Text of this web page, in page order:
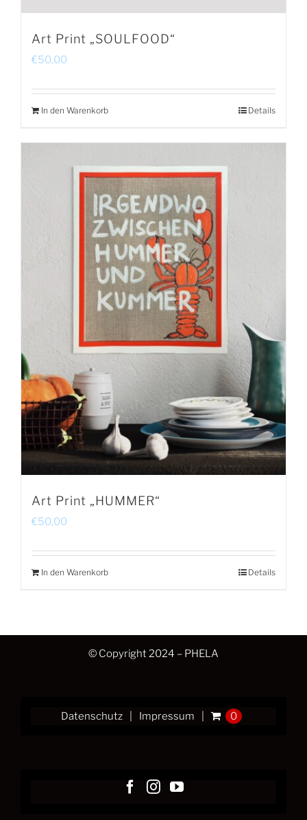
Art Print „SOULFOOD“
€50,00
In den Warenkorb Details
Art Print „HUMMER“
€50,00
In den Warenkorb Details
© Copyright 2024 – PHELA
Datenschutz Impressum 0